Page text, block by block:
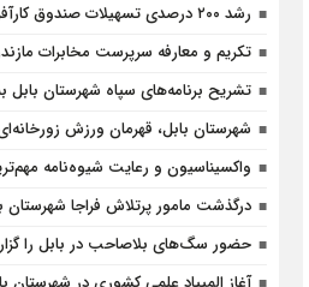
رشد ۲۰۰ درصدی تسهیلات صندوق کارآفرینی امید در مازندران
تکریم و معارفه سرپرست مخابرات
تشریح برنامه‌های سپاه شهرستان
شهرستان بابل، قهرمان ورزش
واکسیناسیون و رعایت شیوه‌نامه
درگذشت مامور پرتلاش فراجا شهرستان
حضور سگ‌های بلاصاحب در بابل را